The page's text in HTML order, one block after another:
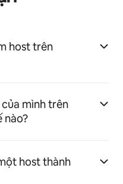
host trên
mình trên
nào?
host thành